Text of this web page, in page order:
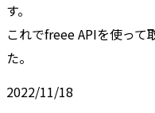
す。
これでfreee APIを使って
た。
2022/11/18